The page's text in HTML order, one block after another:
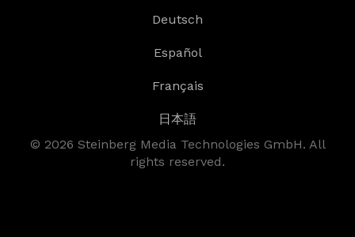
Deutsch
Español
Français
日本語
© 2026 Steinberg Media Technologies GmbH. All
rights reserved.